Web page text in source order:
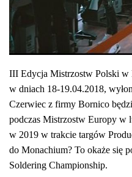
III Edycja Mistrzostw Polski w
w dniach 18-19.04.2018,
Czerwiec z firmy Bornico
podczas Mistrzostw Europy w
w 2019 w trakcie targów
do Monachium? To okaże się
Soldering Championship.